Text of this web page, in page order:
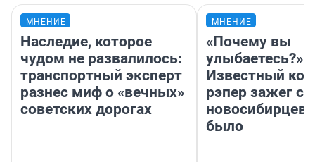
МНЕНИЕ
Наследие, которое
чудом не развалилось:
транспортный эксперт
разнес миф о «вечных»
советских дорогах
МНЕНИЕ
«Почему вы
улыбаетесь?»
Известный
рэпер зажег с
новосибирцев:
было